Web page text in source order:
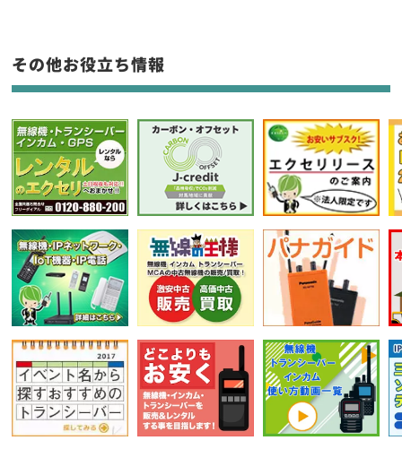
フリーワード入力(製品名等)
選択条件をリセット
その他お役立ち情報